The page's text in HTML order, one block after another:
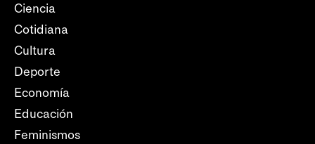
Ciencia
Cotidiana
Cultura
Deporte
Economía
Educación
Feminismos